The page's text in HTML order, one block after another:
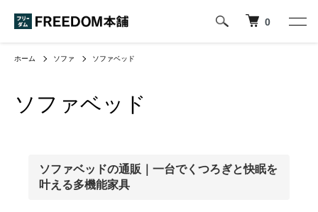
0
ホーム ソファ ソファベッド
ソファベッド
ソファベッドの通販｜一台でくつろぎと快眠を
叶える多機能家具